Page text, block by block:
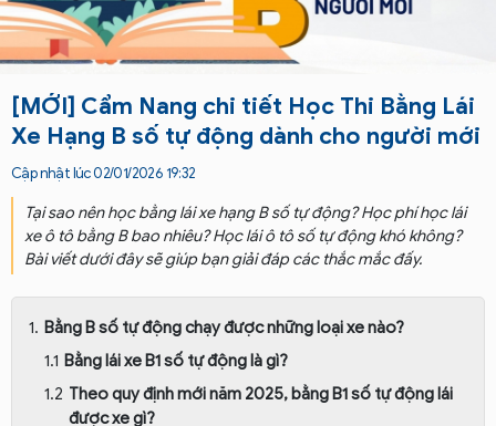
[MỚI] Cẩm Nang chi tiết Học Thi Bằng Lái
Xe Hạng B số tự động dành cho người mới
Cập nhật lúc 02/01/2026 19:32
Tại sao nên học bằng lái xe hạng B số tự động? Học phí học lái
xe ô tô bằng B bao nhiêu? Học lái ô tô số tự động khó không?
Bài viết dưới đây sẽ giúp bạn giải đáp các thắc mắc đấy.
Bằng B số tự động chạy được những loại xe nào?
Bằng lái xe B1 số tự động là gì?
Theo quy định mới năm 2025, bằng B1 số tự động lái
được xe gì?